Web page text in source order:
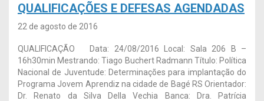
QUALIFICAÇÕES E DEFESAS AGENDADAS
22 de agosto de 2016
QUALIFICAÇÃO Data: 24/08/2016 Local: Sala 206 B –
16h30min Mestrando: Tiago Buchert Radmann Título: Política
Nacional de Juventude: Determinações para implantação do
Programa Jovem Aprendiz na cidade de Bagé RS Orientador:
Dr. Renato da Silva Della Vechia Banca: Dra. Patrícia